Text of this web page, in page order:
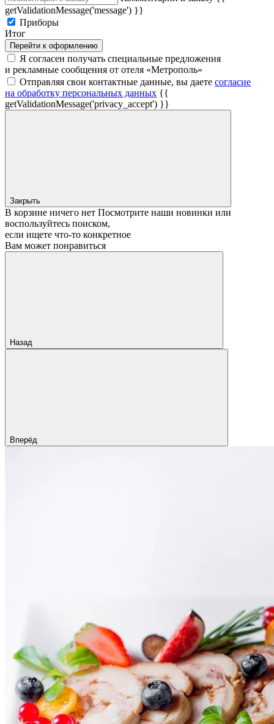
getValidationMessage('message') }}
Приборы
Итог
Перейти к оформлению
Я согласен получать специальные предложения
и рекламные сообщения от отеля «Метрополь»
Отправляя свои контактные данные, вы даете согласие
на обработку персональных данных {{
getValidationMessage('privacy_accept') }}
Закрыть
В корзине ничего нет Посмотрите наши новинки или
воспользуйтесь поиском,
если ищете что‑то конкретное
Вам может понравиться
Назад
Вперёд